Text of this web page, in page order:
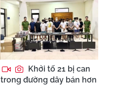
Khởi tố 21 bị can
trong đường dây bán hơn